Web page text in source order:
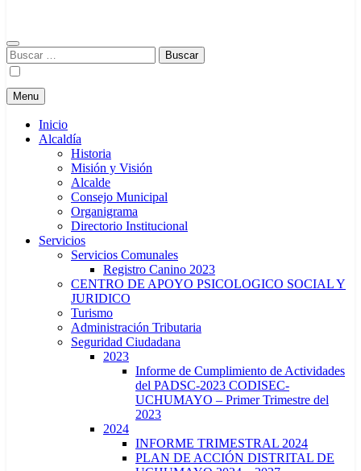
Buscar:
Menu
Inicio
Alcaldía
Historia
Misión y Visión
Alcalde
Consejo Municipal
Organigrama
Directorio Institucional
Servicios
Servicios Comunales
Registro Canino 2023
CENTRO DE APOYO PSICOLOGICO SOCIAL Y
JURIDICO
Turismo
Administración Tributaria
Seguridad Ciudadana
2023
Informe de Cumplimiento de Actividades
del PADSC-2023 CODISEC-
UCHUMAYO – Primer Trimestre del
2023
2024
INFORME TRIMESTRAL 2024
PLAN DE ACCIÓN DISTRITAL DE